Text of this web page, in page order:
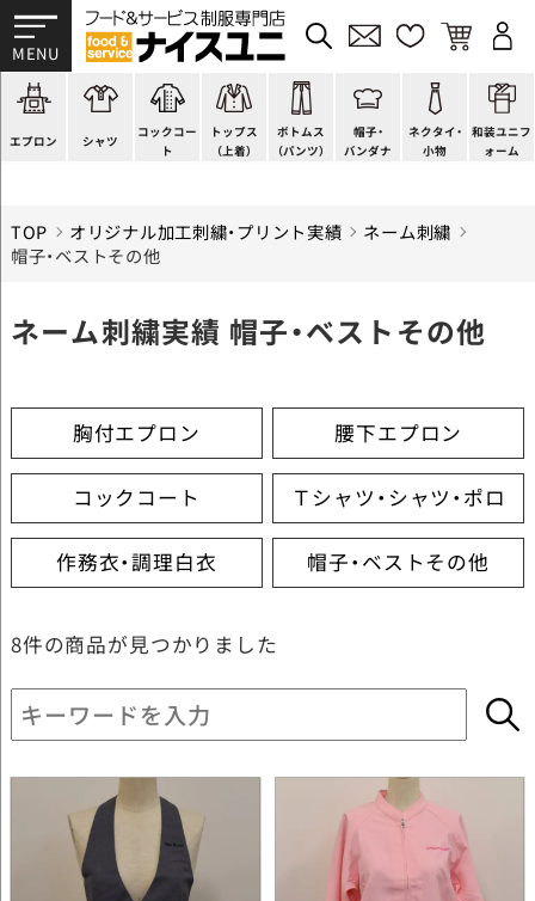
エプロン
スモック風
厨房用
ラップエプロン
シャツ
Tシャツ
ポロシャツ
和風シャツ(Asian)コックコー
ト
スタンダード
ファッション
キッズ
トップス
（上着）
調理白衣
カットソー
ジャンバー
ボトムス
（パンツ）
ワンピース
厨房シューズ
フロアシューズ
帽子・
バンダナ
コック帽
衛生帽子
ヘアネット
ネクタイ・
小物
蝶ネクタイ
リボン・スカーフ
クロスタイ
和装ユニフ
ォーム
草履、足袋など
着付小物
きもの
TOP オリジナル加工刺繍・プリント実績
ネーム刺繍
帽子・ベストその他
ネーム刺繍実績 帽子・ベストその他
胸付エプロン 腰下エプロン
コックコート Ｔシャツ・シャツ・ポロ
作務衣・調理白衣 帽子・ベストその他
8件の商品が見つかりました